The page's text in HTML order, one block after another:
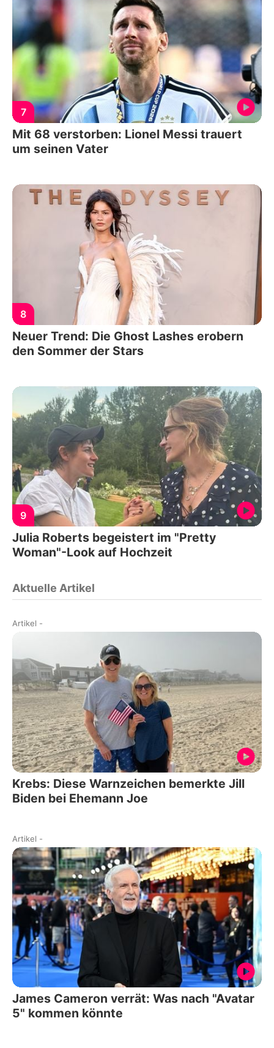
7
Mit 68 verstorben: Lionel Messi trauert
um seinen Vater
8
Neuer Trend: Die Ghost Lashes erobern
den Sommer der Stars
9
Julia Roberts begeistert im "Pretty
Woman"-Look auf Hochzeit
Aktuelle Artikel
Artikel -
Krebs: Diese Warnzeichen bemerkte Jill
Biden bei Ehemann Joe
Artikel -
James Cameron verrät: Was nach "Avatar
5" kommen könnte